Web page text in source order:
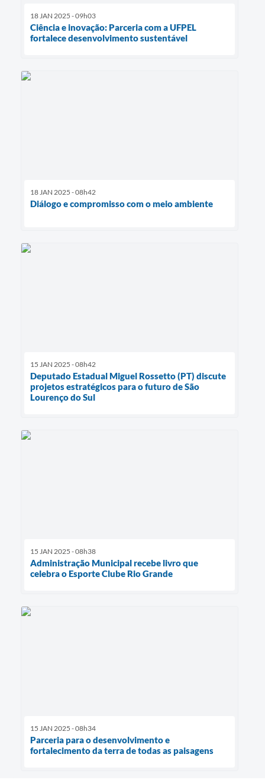
18 JAN 2025 - 09h03
Ciência e inovação: Parceria com a UFPEL
fortalece desenvolvimento sustentável
18 JAN 2025 - 08h42
Diálogo e compromisso com o meio ambiente
15 JAN 2025 - 08h42
Deputado Estadual Miguel Rossetto (PT) discute
projetos estratégicos para o futuro de São
Lourenço do Sul
15 JAN 2025 - 08h38
Administração Municipal recebe livro que
celebra o Esporte Clube Rio Grande
15 JAN 2025 - 08h34
Parceria para o desenvolvimento e
fortalecimento da terra de todas as paisagens